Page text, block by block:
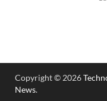
Copyright © 2026
News.